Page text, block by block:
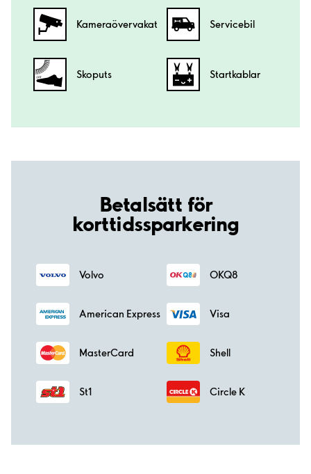
Kamera­övervakat Servicebil
Skoputs Startkablar
Betalsätt för
korttidssparkering
Volvo OKQ8
American Express Visa
MasterCard Shell
St1 Circle K